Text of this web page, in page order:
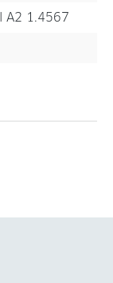
A2 1.4567